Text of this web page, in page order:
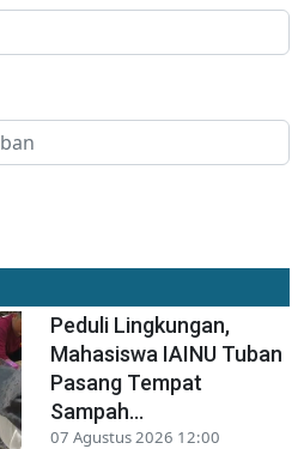
Peduli Lingkungan,
Mahasiswa IAINU Tuban
Pasang Tempat
Sampah...
07 Agustus 2026 12:00